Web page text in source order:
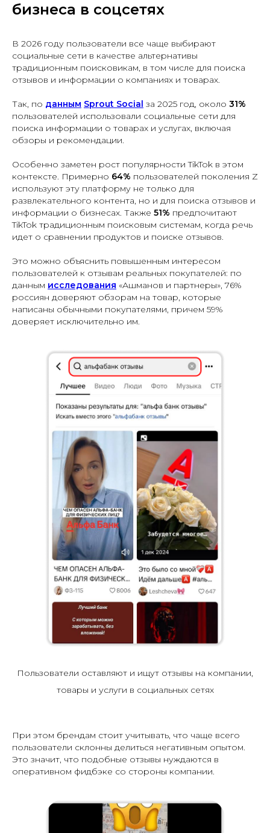
бизнеса в соцсетях
В 2026 году пользователи все чаще выбирают
социальные сети в качестве альтернативы
традиционным поисковикам, в том числе для поиска
отзывов и информации о компаниях и товарах.
Так, по данным Sprout Social за 2025 год, около 31%
пользователей использовали социальные сети для
поиска информации о товарах и услугах, включая
обзоры и рекомендации.
Особенно заметен рост популярности TikTok в этом
контексте. Примерно 64% пользователей поколения Z
используют эту платформу не только для
развлекательного контента, но и для поиска отзывов и
информации о бизнесах. Также 51% предпочитают
TikTok традиционным поисковым системам, когда речь
идет о сравнении продуктов и поиске отзывов.
Это можно объяснить повышенным интересом
пользователей к отзывам реальных покупателей: по
данным исследования «Ашманов и партнеры», 76%
россиян доверяют обзорам на товар, которые
написаны обычными покупателями, причем 59%
доверяет исключительно им.
Пользователи оставляют и ищут отзывы на компании,
товары и услуги в социальных сетях
При этом брендам стоит учитывать, что чаще всего
пользователи склонны делиться негативным опытом.
Это значит, что подобные отзывы нуждаются в
оперативном фидбэке со стороны компании.